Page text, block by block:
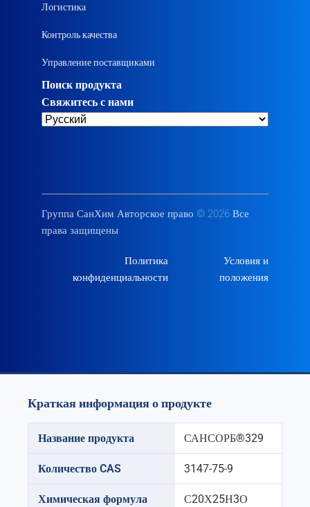
Логистика
Контроль качества
Управление поставщиками
Поиск продукта
Свяжитесь с нами
Группа СанХим Авторское право © 2026 Все
права защищены
Политика
конфиденциальности
Условия и
положения
Краткая информация о продукте
Название продукта САНСОРБ®329
Количество CAS 3147-75-9
Химическая формула С20Х25Н3О